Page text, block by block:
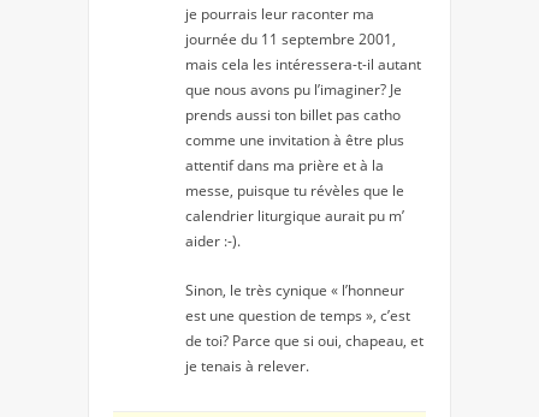
je pourrais leur raconter ma
journée du 11 septembre 2001,
mais cela les intéressera-t-il autant
que nous avons pu l’imaginer? Je
prends aussi ton billet pas catho
comme une invitation à être plus
attentif dans ma prière et à la
messe, puisque tu révèles que le
calendrier liturgique aurait pu m’
aider :-).
Sinon, le très cynique « l’honneur
est une question de temps », c’est
de toi? Parce que si oui, chapeau, et
je tenais à relever.